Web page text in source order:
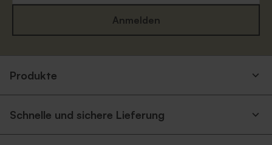
Silberner Umschlag
Anmelden
Produkte
Schnelle und sichere Lieferung